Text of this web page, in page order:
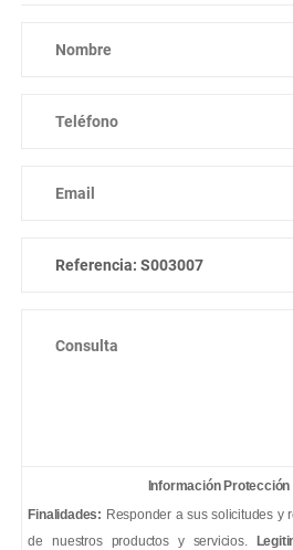
Información Protección
Finalidades: Responder a sus solicitudes y
de nuestros productos y servicios.